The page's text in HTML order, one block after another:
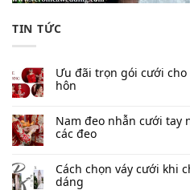
TIN TỨC
Ưu đãi trọn gói cưới
hôn
Nam đeo nhẫn cưới tay
các đeo
Cách chọn váy cưới khi
dáng